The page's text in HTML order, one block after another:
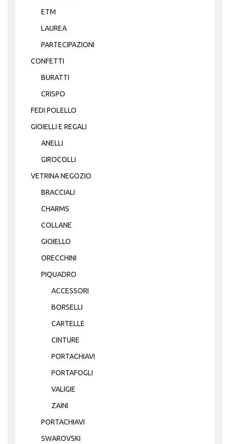
ETM
LAUREA
PARTECIPAZIONI
CONFETTI
BURATTI
CRISPO
FEDI POLELLO
GIOIELLI E REGALI
ANELLI
GIROCOLLI
VETRINA NEGOZIO
BRACCIALI
CHARMS
COLLANE
GIOIELLO
ORECCHINI
PIQUADRO
ACCESSORI
BORSELLI
CARTELLE
CINTURE
PORTACHIAVI
PORTAFOGLI
VALIGIE
ZAINI
PORTACHIAVI
SWAROVSKI